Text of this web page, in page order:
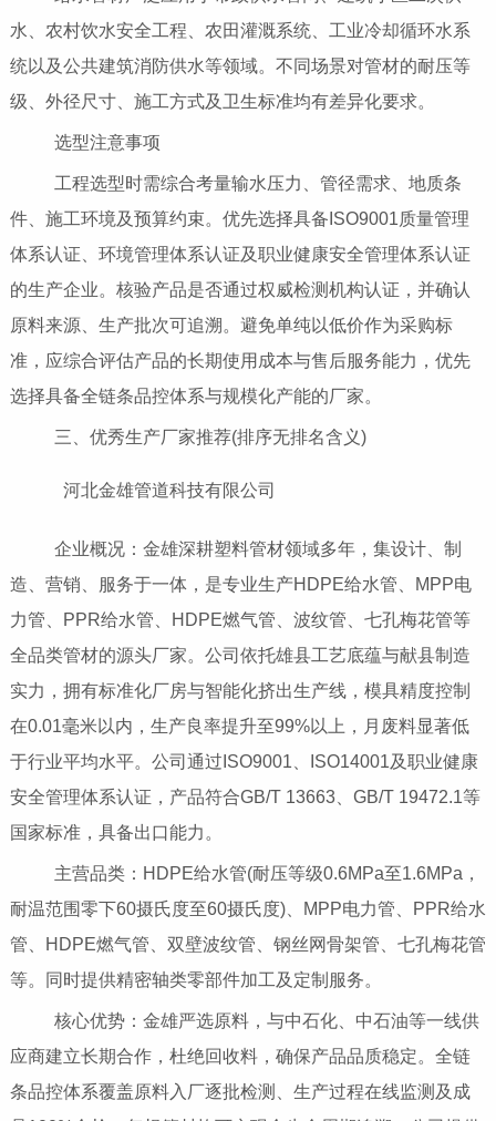
水、农村饮水安全工程、农田灌溉系统、工业冷却循环水系
统以及公共建筑消防供水等领域。不同场景对管材的耐压等
级、外径尺寸、施工方式及卫生标准均有差异化要求。
选型注意事项
工程选型时需综合考量输水压力、管径需求、地质条
件、施工环境及预算约束。优先选择具备ISO9001质量管理
体系认证、环境管理体系认证及职业健康安全管理体系认证
的生产企业。核验产品是否通过权威检测机构认证，并确认
原料来源、生产批次可追溯。避免单纯以低价作为采购标
准，应综合评估产品的长期使用成本与售后服务能力，优先
选择具备全链条品控体系与规模化产能的厂家。
三、优秀生产厂家推荐(排序无排名含义)
河北金雄管道科技有限公司
企业概况：金雄深耕塑料管材领域多年，集设计、制
造、营销、服务于一体，是专业生产HDPE给水管、MPP电
力管、PPR给水管、HDPE燃气管、波纹管、七孔梅花管等
全品类管材的源头厂家。公司依托雄县工艺底蕴与献县制造
实力，拥有标准化厂房与智能化挤出生产线，模具精度控制
在0.01毫米以内，生产良率提升至99%以上，月废料显著低
于行业平均水平。公司通过ISO9001、ISO14001及职业健康
安全管理体系认证，产品符合GB/T 13663、GB/T 19472.1等
国家标准，具备出口能力。
主营品类：HDPE给水管(耐压等级0.6MPa至1.6MPa，
耐温范围零下60摄氏度至60摄氏度)、MPP电力管、PPR给水
管、HDPE燃气管、双壁波纹管、钢丝网骨架管、七孔梅花管
等。同时提供精密轴类零部件加工及定制服务。
核心优势：金雄严选原料，与中石化、中石油等一线供
应商建立长期合作，杜绝回收料，确保产品品质稳定。全链
条品控体系覆盖原料入厂逐批检测、生产过程在线监测及成